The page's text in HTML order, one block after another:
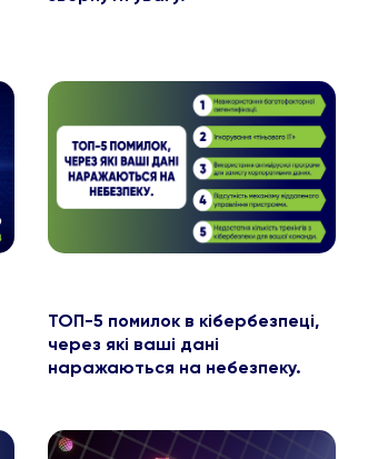
ТОП-5 помилок в кібербезпеці,
через які ваші дані
наражаються на небезпеку.